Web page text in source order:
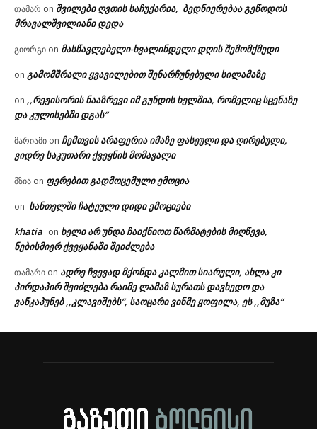
თამარ on შვილები ღვთის საჩუქარია, ბედნიერებაა გეწოდოს
მრავალშვილიანი დედა
გიორგი on მასწავლებელი-ხვალინდელი დღის შემომქმედი
on გამომშრალი ყვავილებით შენარჩუნებული სილამაზე
on ,,რეჟისორის ნააზრევი იმ გუნდის ხელშია, რომელიც სცენაზე
და კულისებში დგას“
მარიამი on ჩემთვის არაფერია იმაზე ფასეული და ღირებული,
ვიდრე საკუთარი ქვეყნის მომავალი
მზია on ფერებით გადმოცემული ემოცია
on სანთელში ჩატეული დიდი ემოციები
khatia on ხელი არ უნდა ჩაიქნიოთ წარმატების მიღწევა,
ნებისმიერ ქვეყანაში შეიძლება
თამარი on ადრე ჩვევად მქონდა კალმით სიარული, ახლა კი
პირდაპირ შეიძლება რაიმე ლამაზ სურათს დავხედო და
ვაწკაპუნებ ,,კლავიშებს“, საოცარი ვინმე ყოფილა, ეს ,,მუზა“